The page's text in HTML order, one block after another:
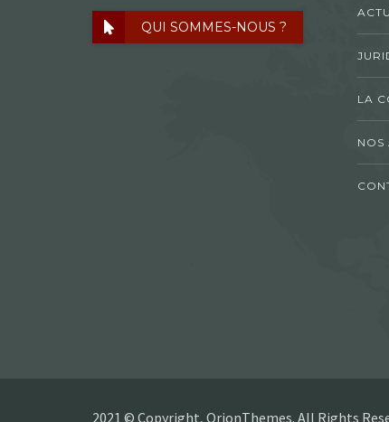
QUI SOMMES-NOUS ?
LA
NOS
2021 © Copyright, OrionThemes. All Rights